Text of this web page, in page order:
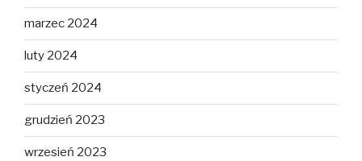
marzec 2024
luty 2024
styczeń 2024
grudzień 2023
wrzesień 2023